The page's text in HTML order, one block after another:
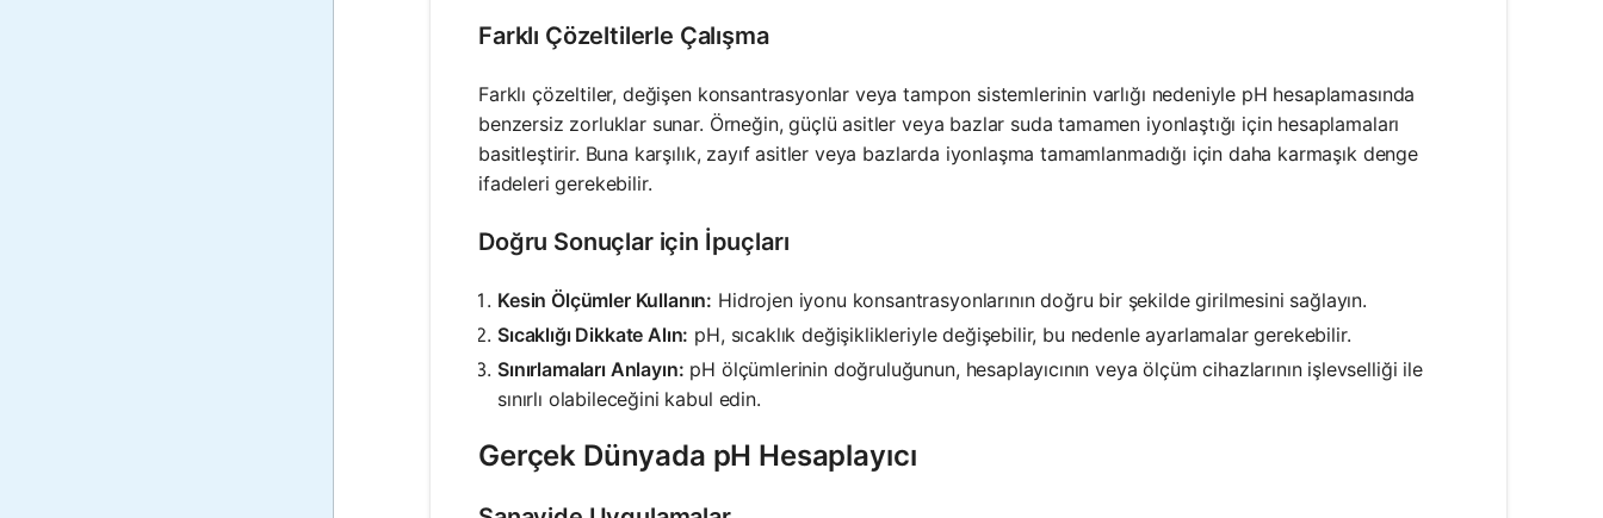
Farklı Çözeltilerle Çalışma
Farklı çözeltiler, değişen konsantrasyonlar veya tampon sistemlerinin varlığı nedeniyle pH hesaplamasında
benzersiz zorluklar sunar. Örneğin, güçlü asitler veya bazlar suda tamamen iyonlaştığı için hesaplamaları
basitleştirir. Buna karşılık, zayıf asitler veya bazlarda iyonlaşma tamamlanmadığı için daha karmaşık denge
ifadeleri gerekebilir.
Doğru Sonuçlar için İpuçları
Kesin Ölçümler Kullanın: Hidrojen iyonu konsantrasyonlarının doğru bir şekilde girilmesini sağlayın.
Sıcaklığı Dikkate Alın: pH, sıcaklık değişiklikleriyle değişebilir, bu nedenle ayarlamalar gerekebilir.
Sınırlamaları Anlayın: pH ölçümlerinin doğruluğunun, hesaplayıcının veya ölçüm cihazlarının işlevselliği ile
sınırlı olabileceğini kabul edin.
Gerçek Dünyada pH Hesaplayıcı